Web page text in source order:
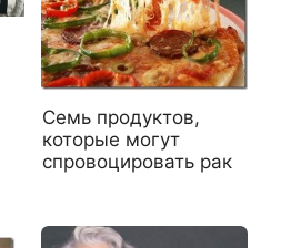
Семь продуктов,
которые могут
спровоцировать рак